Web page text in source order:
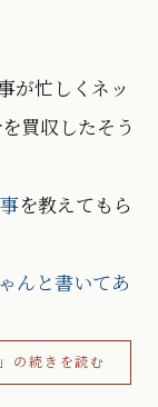
が忙しくネッ
買収したそう
を教えてもら
んと書いてあ
の続きを読む